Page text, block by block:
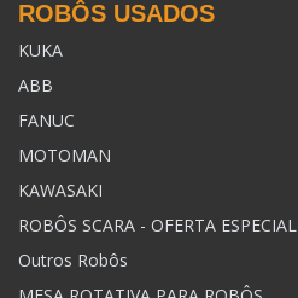
ROBÔS USADOS
KUKA
ABB
FANUC
MOTOMAN
KAWASAKI
ROBÔS SCARA - OFERTA ESPECIAL
Outros Robôs